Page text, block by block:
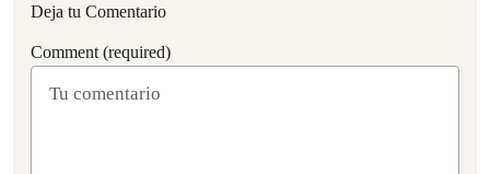
Deja tu Comentario
Comment (required)